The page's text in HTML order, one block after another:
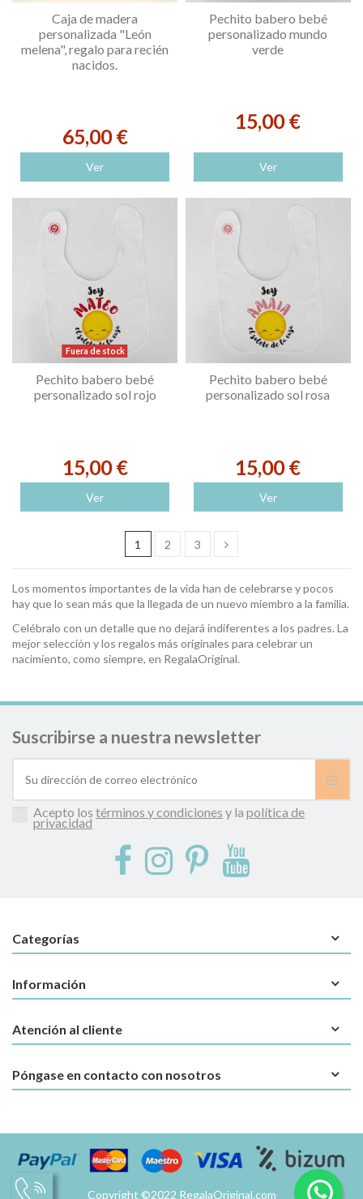
Caja de madera
personalizada "León
melena", regalo para recién
nacidos.
65,00 €
Ver
Pechito babero bebé
personalizado mundo
verde
15,00 €
Ver
Fuera de stock
Pechito babero bebé
personalizado sol rojo
15,00 €
Ver
Pechito babero bebé
personalizado sol rosa
15,00 €
Ver
1 2 3
Los momentos importantes de la vida han de celebrarse y pocos
hay que lo sean más que la llegada de un nuevo miembro a la familia.
Celébralo con un detalle que no dejará indiferentes a los padres. La
mejor selección y los regalos más originales para celebrar un
nacimiento, como siempre, en RegalaOriginal.
Suscribirse a nuestra newsletter
Acepto lostérminos y condiciones y lapolítica de
privacidad
Categorías
Información
Atención al cliente
Póngase en contacto con nosotros
Copyright ©2022 RegalaOriginal.com